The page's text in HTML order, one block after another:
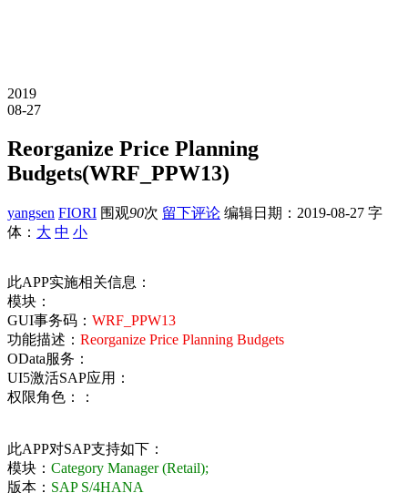
2019
08-27
Reorganize Price Planning
Budgets(WRF_PPW13)
yangsen FIORI 围观90次 留下评论 编辑日期： 2019-08-27 字
体： 大 中 小
此APP实施相关信息：
模块：
GUI事务码： WRF_PPW13
功能描述： Reorganize Price Planning Budgets
OData服务：
UI5激活SAP应用：
权限角色：：
此APP对SAP支持如下：
模块： Category Manager (Retail);
版本： SAP S/4HANA